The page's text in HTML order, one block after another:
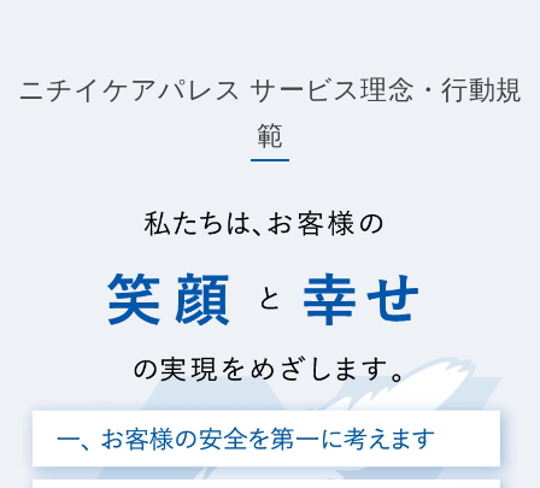
ニチイケアパレス サービス理念・行動規
範